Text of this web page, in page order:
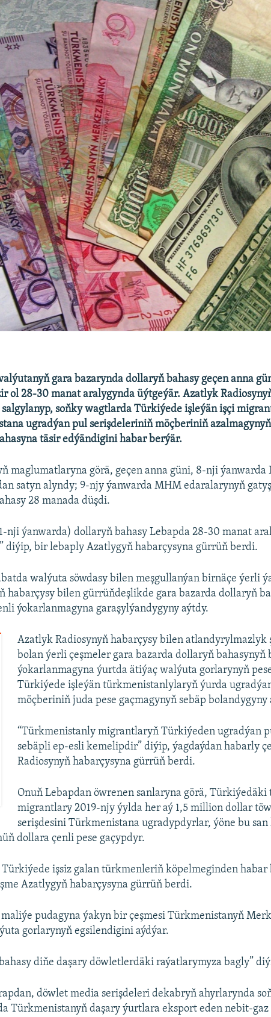
gara bazarynda dollaryň bahasy geçen anna
ol 28-30 manat aralygynda üýtgeýär. Azatlyk
salgylanyp, soňky wagtlarda Türkiýede işleýän işçi
ugradýan pul serişdeleriniň möçberiniň
täsir edýändigini habar berýär.
maglumatlaryna görä, geçen anna güni, 8-nji ýanwarda
satyn alyndy; 9-njy ýanwarda MHM edaralarynyň
28 manada düşdi.
nji ýanwarda) dollaryň bahasy Lebapda 28-30 manat
diýip, bir lebaply Azatlygyň habarçysyna gürrüň berdi.
walýuta söwdasy bilen meşgullanýan birnäçe ýerli
habarçysy bilen gürrüňdeşlikde gara bazarda dollaryň
ýokarlanmagyna garaşylýandygyny aýtdy.
Azatlyk Radiosynyň habarçysy bilen atlandyrylmazlyk
bolan ýerli çeşmeler gara bazarda dollaryň bahasynyň
ýokarlanmagyna ýurtda ätiýaç walýuta gorlarynyň
Türkiýede işleýän türkmenistanlylaryň ýurda
möçberiniň juda pese gaçmagynyň sebäp bolandygyny
“Türkmenistanly migrantlaryň Türkiýeden ugradýan
sebäpli ep-esli kemelipdir” diýip, ýagdaýdan habarly
Radiosynyň habarçysyna gürrüň berdi.
Onuň Lebapdan öwrenen sanlaryna görä,
migrantlary 2019-njy ýylda her aý 1,5 million dollar
serişdesini Türkmenistana ugradypdyrlar, ýöne bu
dollara çenli pese gaçypdyr.
Türkiýede işsiz galan türkmenleriň köpelmeginden habar
Azatlygyň habarçysyna gürrüň berdi.
pudagyna ýakyn bir çeşmesi Türkmenistanyň
gorlarynyň egsilendigini aýdýar.
diňe daşary döwletlerdäki raýatlarymyza bagly”
döwlet media serişdeleri dekabryň ahyrlarynda
Türkmenistanyň daşary ýurtlara eksport eden nebit-